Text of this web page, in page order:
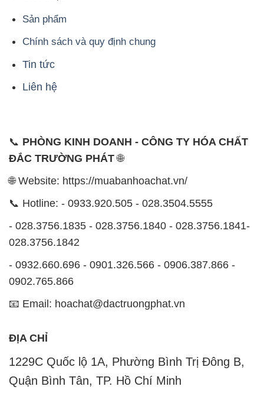
Liên hệ
📞
PHÒNG KINH DOANH - CÔNG TY HÓA CHẤT
ĐẮC TRƯỜNG PHÁT
- 028.3756.1835 - 028.3756.1840 - 028.3756.1841-
0902.765.866
📧 Email: hoachat@dactruongphat.vn
ĐỊA CHỈ
1229C Quốc lộ 1A, Phường Bình Trị Đông B,
Quận Bình Tân, TP. Hồ Chí Minh
CÔNG TY XNK TM SX HÓA CHẤT ĐẮC TRƯỜNG
PHÁT